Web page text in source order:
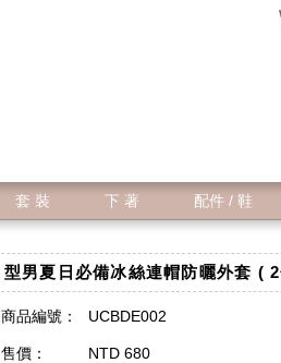
套 裝 下 著 配件 / 鞋
型男夏日必備冰絲連帽防曬外套 (
商品編號： UCBDE002
售價： NTD 680